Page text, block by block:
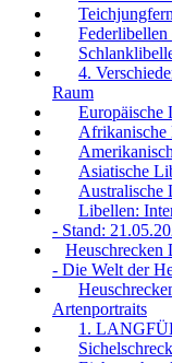
Federlibellen
4.
Raum
Europäische
Afrikanische
Asiatische
Australische
Libellen:
- Stand:
Heuschrecken
- Die Welt der
Artenportraits
1.